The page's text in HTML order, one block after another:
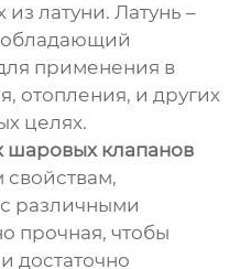
из латуни. Латунь –
обладающий
применения в
отопления, и других
целях.
шаровых клапанов
свойствам,
различными
прочная, чтобы
достаточно